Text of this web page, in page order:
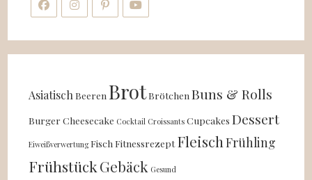
Asiatisch Beeren Brot Brötchen Buns & Rolls
Burger Cheesecake Cocktail Croissants Cupcakes Dessert
Eiweißverwertung Fisch Fitnessrezept Fleisch Frühling
FrühstückGebäck Gesund